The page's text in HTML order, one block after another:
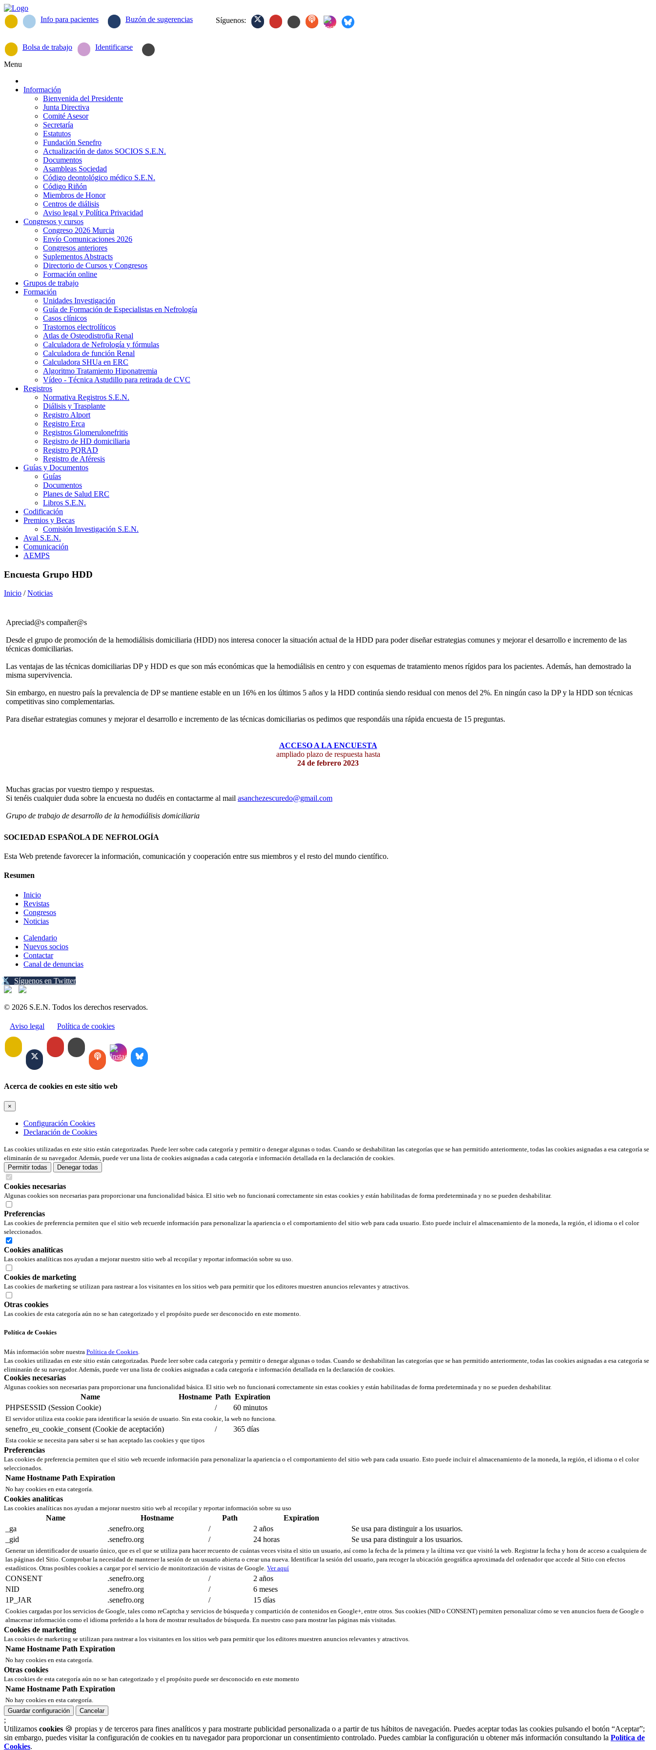
Info para pacientes Buzón de sugerencias Síguenos:
Bolsa de trabajo Identificarse
Menu
Información
Bienvenida del Presidente
Junta Directiva
Comité Asesor
Secretaría
Estatutos
Fundación Senefro
Actualización de datos SOCIOS S.E.N.
Documentos
Asambleas Sociedad
Código deontológico médico S.E.N.
Código Riñón
Miembros de Honor
Centros de diálisis
Aviso legal y Política Privacidad
Congresos y cursos
Congreso 2026 Murcia
Envío Comunicaciones 2026
Congresos anteriores
Suplementos Abstracts
Directorio de Cursos y Congresos
Formación online
Grupos de trabajo
Formación
Unidades Investigación
Guía de Formación de Especialistas en Nefrología
Casos clínicos
Trastornos electrolíticos
Atlas de Osteodistrofia Renal
Calculadora de Nefrología y fórmulas
Calculadora de función Renal
Calculadora SHUa en ERC
Algoritmo Tratamiento Hiponatremia
Vídeo - Técnica Astudillo para retirada de CVC
Registros
Normativa Registros S.E.N.
Diálisis y Trasplante
Registro Alport
Registro Erca
Registros Glomerulonefritis
Registro de HD domiciliaria
Registro PQRAD
Registro de Aféresis
Guías y Documentos
Guías
Documentos
Planes de Salud ERC
Libros S.E.N.
Codificación
Premios y Becas
Comisión Investigación S.E.N.
Aval S.E.N.
Comunicación
AEMPS
Encuesta Grupo HDD
Inicio /Noticias
Apreciad@s compañer@s
Desde el grupo de promoción de la hemodiálisis domiciliaria (HDD) nos interesa conocer la situación actual de la HDD para poder diseñar estrategias comunes y mejorar el desarrollo e incremento de las
técnicas domiciliarias.
Las ventajas de las técnicas domiciliarias DP y HDD es que son más económicas que la hemodiálisis en centro y con esquemas de tratamiento menos rígidos para los pacientes. Además, han demostrado la
misma supervivencia.
Sin embargo, en nuestro país la prevalencia de DP se mantiene estable en un 16% en los últimos 5 años y la HDD continúa siendo residual con menos del 2%. En ningún caso la DP y la HDD son técnicas
competitivas sino complementarias.
Para diseñar estrategias comunes y mejorar el desarrollo e incremento de las técnicas domiciliarias os pedimos que respondáis una rápida encuesta de 15 preguntas.
ACCESO A LA ENCUESTA
ampliado plazo de respuesta hasta
24 de febrero 2023
Muchas gracias por vuestro tiempo y respuestas.
Si tenéis cualquier duda sobre la encuesta no dudéis en contactarme al mail asanchezescuredo@gmail.com
Grupo de trabajo de desarrollo de la hemodiálisis domiciliaria
SOCIEDAD ESPAÑOLA DE NEFROLOGÍA
Esta Web pretende favorecer la información, comunicación y cooperación entre sus miembros y el resto del mundo científico.
Resumen
Inicio
Revistas
Congresos
Noticias
Calendario
Nuevos socios
Contactar
Canal de denuncias
Síguenos en Twitter
© 2026 S.E.N. Todos los derechos reservados.
Aviso legal Política de cookies
Acerca de cookies en este sitio web
×
Configuración Cookies
Declaración de Cookies
Las cookies utilizadas en este sitio están categorizadas. Puede leer sobre cada categoría y permitir o denegar algunas o todas. Cuando se deshabilitan las categorías que se han permitido anteriormente, todas las cookies asignadas a esa categoría se
eliminarán de su navegador. Además, puede ver una lista de cookies asignadas a cada categoría e información detallada en la declaración de cookies.
Permitir todas
Denegar todas
Cookies necesarias
Algunas cookies son necesarias para proporcionar una funcionalidad básica. El sitio web no funcionará correctamente sin estas cookies y están habilitadas de forma predeterminada y no se pueden deshabilitar.
Preferencias
Las cookies de preferencia permiten que el sitio web recuerde información para personalizar la apariencia o el comportamiento del sitio web para cada usuario. Esto puede incluir el almacenamiento de la moneda, la región, el idioma o el color
seleccionados.
Cookies analíticas
Las cookies analíticas nos ayudan a mejorar nuestro sitio web al recopilar y reportar información sobre su uso.
Cookies de marketing
Las cookies de marketing se utilizan para rastrear a los visitantes en los sitios web para permitir que los editores muestren anuncios relevantes y atractivos.
Otras cookies
Las cookies de esta categoría aún no se han categorizado y el propósito puede ser desconocido en este momento.
Política de Cookies
Más información sobre nuestra Política de Cookies.
Las cookies utilizadas en este sitio están categorizadas. Puede leer sobre cada categoría y permitir o denegar algunas o todas. Cuando se deshabilitan las categorías que se han permitido anteriormente, todas las cookies asignadas a esa categoría se
eliminarán de su navegador. Además, puede ver una lista de cookies asignadas a cada categoría e información detallada en la declaración de cookies.
Cookies necesarias
Algunas cookies son necesarias para proporcionar una funcionalidad básica. El sitio web no funcionará correctamente sin estas cookies y están habilitadas de forma predeterminada y no se pueden deshabilitar.
Name Hostname Path Expiration
PHPSESSID (Session Cookie)
/ 60 minutos
El servidor utiliza esta cookie para identificar la sesión de usuario. Sin esta cookie, la web no funciona.
senefro_eu_cookie_consent (Cookie de aceptación) / 365 días
Esta cookie se necesita para saber si se han aceptado las cookies y que tipos
Preferencias
Las cookies de preferencia permiten que el sitio web recuerde información para personalizar la apariencia o el comportamiento del sitio web para cada usuario. Esto puede incluir el almacenamiento de la moneda, la región, el idioma o el color
seleccionados.
Name Hostname Path Expiration
No hay cookies en esta categoría.
Cookies analíticas
Las cookies analíticas nos ayudan a mejorar nuestro sitio web al recopilar y reportar información sobre su uso
Name Hostname Path
Expiration
_ga
.senefro.org / 2 años
Se usa para distinguir a los usuarios.
_gid
.senefro.org / 24 horas Se usa para distinguir a los usuarios.
Generar un identificador de usuario único, que es el que se utiliza para hacer recuento de cuántas veces visita el sitio un usuario, así como la fecha de la primera y la última vez que visitó la web. Registrar la fecha y hora de acceso a cualquiera de
las páginas del Sitio. Comprobar la necesidad de mantener la sesión de un usuario abierta o crear una nueva. Identificar la sesión del usuario, para recoger la ubicación geográfica aproximada del ordenador que accede al Sitio con efectos
estadísticos. Otras posibles cookies a cargar por el servicio de monitorización de visitas de Google. Ver aquí
CONSENT .senefro.org /
2 años
NID
.senefro.org /
6 meses
1P_JAR
.senefro.org / 15 días
Cookies cargadas por los servicios de Google, tales como reCaptcha y servicios de búsqueda y compartición de contenidos en Google+, entre otros. Sus cookies (NID o CONSENT) permiten personalizar cómo se ven anuncios fuera de Google o
almacenar información como el idioma preferido a la hora de mostrar resultados de búsqueda. En nuestro caso para mostrar las páginas más visitadas.
Cookies de marketing
Las cookies de marketing se utilizan para rastrear a los visitantes en los sitios web para permitir que los editores muestren anuncios relevantes y atractivos.
Name Hostname Path Expiration
No hay cookies en esta categoría.
Otras cookies
Las cookies de esta categoría aún no se han categorizado y el propósito puede ser desconocido en este momento
Name Hostname Path Expiration
No hay cookies en esta categoría.
Guardar configuración
Cancelar
;
Utilizamos cookies 🍪 propias y de terceros para fines analíticos y para mostrarte publicidad personalizada o a partir de tus hábitos de navegación. Puedes aceptar todas las cookies pulsando el botón “Aceptar”;
sin embargo, puedes visitar la configuración de cookies en tu navegador para proporcionar un consentimiento controlado. Puedes cambiar la configuración u obtener más información consultando la Política de
Cookies.